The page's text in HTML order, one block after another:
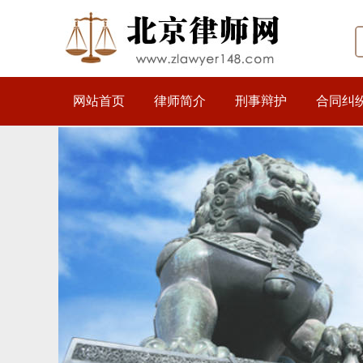
网站首页 律师简介 刑事辩护 合同纠